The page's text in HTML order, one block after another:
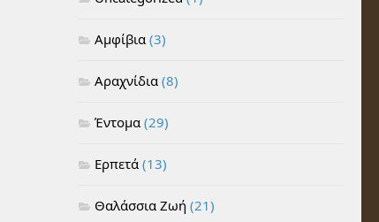
Αμφίβια (3)
Αραχνίδια (8)
Έντομα (29)
Ερπετά (13)
Θαλάσσια Ζωή (21)